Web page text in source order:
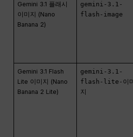
Gemini 3.1 플래시
이미지 (Nano
Banana 2)
gemini-3.1-
flash-image
Gemini 3.1 Flash
Lite 이미지 (Nano
Banana 2 Lite)
gemini-3.1-
flash-lite-이미
지